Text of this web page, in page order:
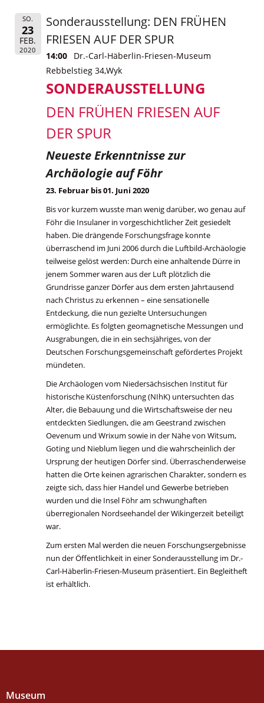
SO.
23
FEB.
2020
Sonderausstellung: DEN FRÜHEN
FRIESEN AUF DER SPUR
14:00
Dr.-Carl-Häberlin-Friesen-Museum
Rebbelstieg 34,Wyk
SONDERAUSSTELLUNG
DEN FRÜHEN FRIESEN AUF
DER SPUR
Neueste Erkenntnisse zur
Archäologie auf Föhr
23. Februar bis 01. Juni 2020
Bis vor kurzem wusste man wenig darüber, wo genau auf
Föhr die Insulaner in vorgeschichtlicher Zeit gesiedelt
haben. Die drängende Forschungsfrage konnte
überraschend im Juni 2006 durch die Luftbild-Archäologie
teilweise gelöst werden: Durch eine anhaltende Dürre in
jenem Sommer waren aus der Luft plötzlich die
Grundrisse ganzer Dörfer aus dem ersten Jahrtausend
nach Christus zu erkennen – eine sensationelle
Entdeckung, die nun gezielte Untersuchungen
ermöglichte. Es folgten geomagnetische Messungen und
Ausgrabungen, die in ein sechsjähriges, von der
Deutschen Forschungsgemeinschaft gefördertes Projekt
mündeten.
Die Archäologen vom Niedersächsischen Institut für
historische Küstenforschung (NIhK) untersuchten das
Alter, die Bebauung und die Wirtschaftsweise der neu
entdeckten Siedlungen, die am Geestrand zwischen
Oevenum und Wrixum sowie in der Nähe von Witsum,
Goting und Nieblum liegen und die wahrscheinlich der
Ursprung der heutigen Dörfer sind. Überraschenderweise
hatten die Orte keinen agrarischen Charakter, sondern es
zeigte sich, dass hier Handel und Gewerbe betrieben
wurden und die Insel Föhr am schwunghaften
überregionalen Nordseehandel der Wikingerzeit beteiligt
war.
Zum ersten Mal werden die neuen Forschungsergebnisse
nun der Öffentlichkeit in einer Sonderausstellung im Dr.-
Carl-Häberlin-Friesen-Museum präsentiert. Ein Begleitheft
ist erhältlich.
Museum